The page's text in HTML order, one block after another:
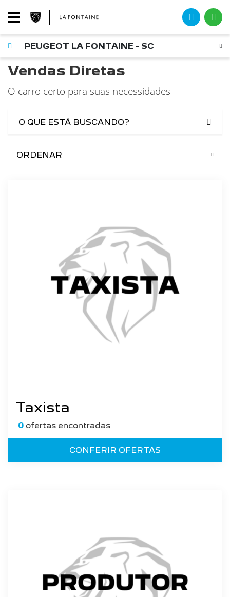
PEUGEOT LA FONTAINE - SC
Vendas Diretas
O carro certo para suas necessidades
ORDENAR
Taxista
0 ofertas encontradas
CONFERIR OFERTAS